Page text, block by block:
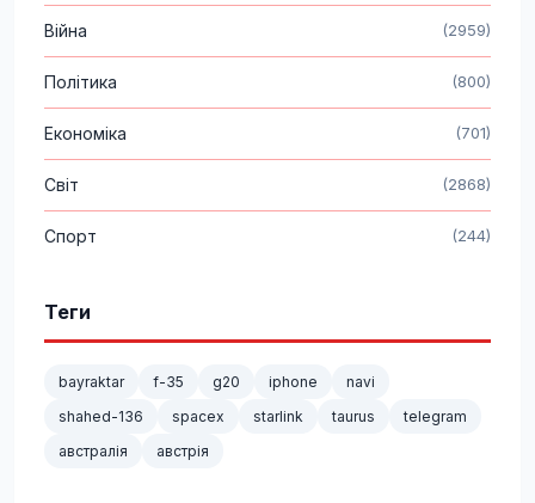
Війна (2959)
Політика (800)
Економіка (701)
Світ (2868)
Спорт (244)
Теги
bayraktar f-35 g20 iphone
navi
shahed-136
spacex starlink taurus
telegram
австралія
австрія